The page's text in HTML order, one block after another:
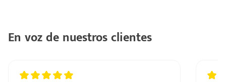
En voz de nuestros clientes